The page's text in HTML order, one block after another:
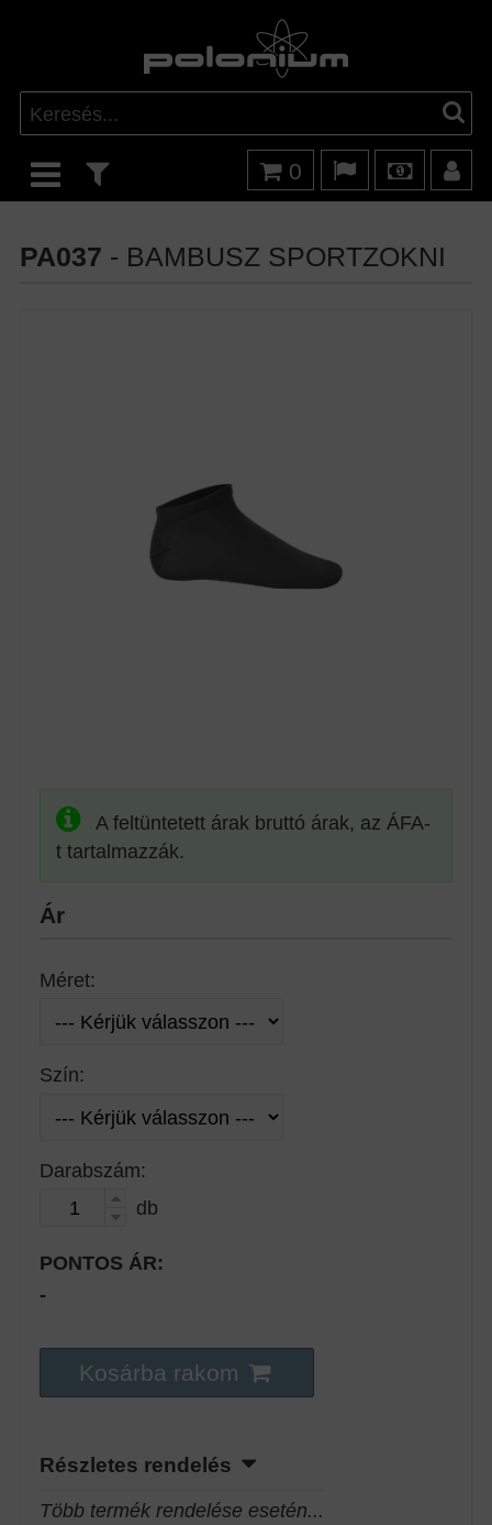
0
PA037 - BAMBUSZ SPORTZOKNI
A feltüntetett árak bruttó árak, az ÁFA-
t tartalmazzák.
Ár
Méret:
Szín:
Darabszám:
db
PONTOS ÁR:
-
Kosárba rakom
Részletes rendelés
Több termék rendelése esetén...